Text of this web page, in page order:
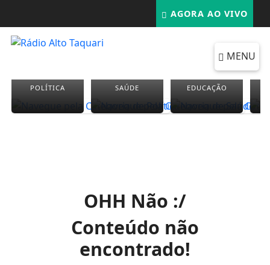
AGORA AO VIVO
MENU
POLÍTICA SAÚDE EDUCAÇÃO
OHH Não :/
Conteúdo não
encontrado!